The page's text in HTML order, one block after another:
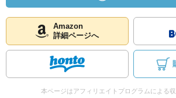
Amazon
詳細ページへ
本ページはアフィリエイトプログラムによる